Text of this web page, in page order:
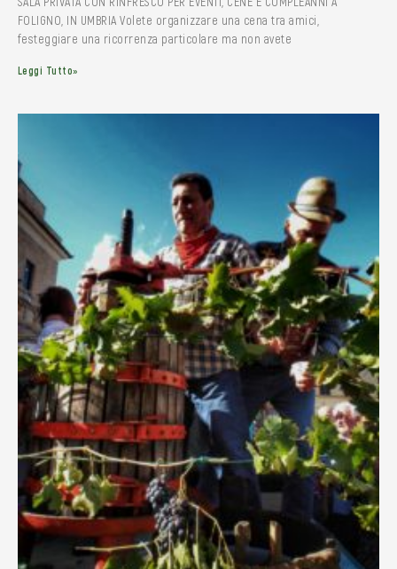
FOLIGNO, IN UMBRIA Volete organizzare una cena tra amici,
festeggiare una ricorrenza particolare ma non avete
Leggi Tutto»